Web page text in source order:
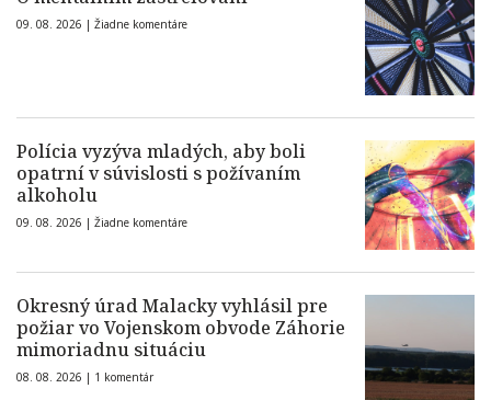
09. 08. 2026 | Žiadne komentáre
Polícia vyzýva mladých, aby boli
opatrní v súvislosti s požívaním
alkoholu
09. 08. 2026 | Žiadne komentáre
Okresný úrad Malacky vyhlásil pre
požiar vo Vojenskom obvode Záhorie
mimoriadnu situáciu
08. 08. 2026 | 1 komentár